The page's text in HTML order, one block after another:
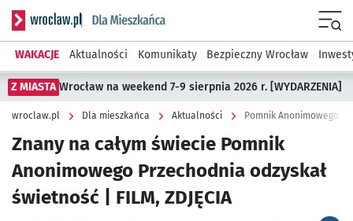
Serwis informacyjny wroclaw.pl podserwis: Dla mieszkańca
WAKACJE Aktualności Komunikaty Bezpieczny Wrocław
Z MIASTA Wrocław na weekend 7-9 sierpnia 2026 r. [WYDARZENIA]
wroclaw.pl Dla mieszkańca Aktualności Pomnik Anonimowego
Znany na całym świecie Pomnik
Anonimowego Przechodnia odzyskał
świetność | FILM, ZDJĘCIA